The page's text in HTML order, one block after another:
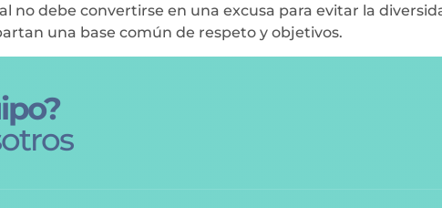
no debe convertirse en una excusa para evitar la
una base común de respeto y objetivos.